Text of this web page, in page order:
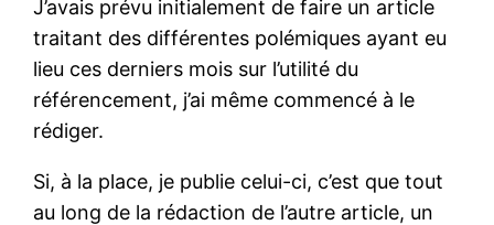
J’avais prévu initialement de faire un article
traitant des différentes polémiques ayant eu
lieu ces derniers mois sur l’utilité du
référencement, j’ai même commencé à le
rédiger.
Si, à la place, je publie celui-ci, c’est que tout
au long de la rédaction de l’autre article, un